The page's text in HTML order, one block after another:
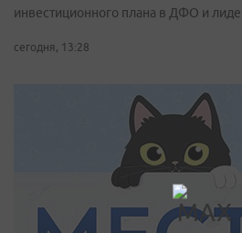
инвестиционного плана в ДФО и
сегодня, 13:28